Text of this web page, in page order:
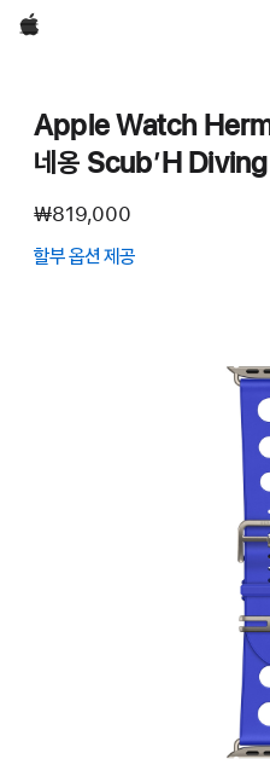
Apple
Apple Watch
네옹 Scub’H Diving
₩819,000
할부 옵션 제공